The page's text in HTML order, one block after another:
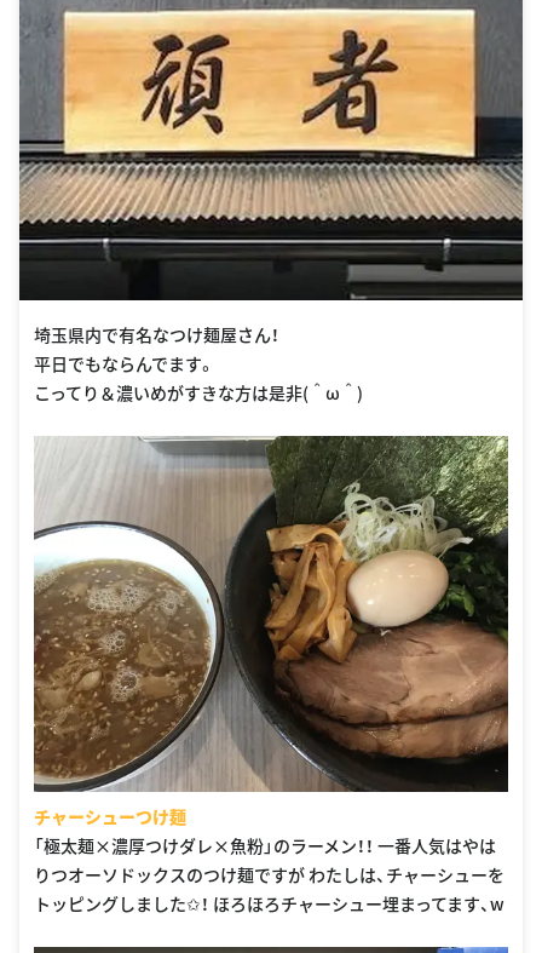
埼玉県内で有名なつけ麺屋さん！
平日でもならんでます。
こってり＆濃いめがすきな方は是非(＾ω＾)
チャーシューつけ麺
「極太麺×濃厚つけダレ×魚粉」のラーメン！！ 一番人気はやは
りつオーソドックスのつけ麺ですが わたしは、チャーシューを
トッピングしました✩！ ほろほろチャーシュー埋まってます、w